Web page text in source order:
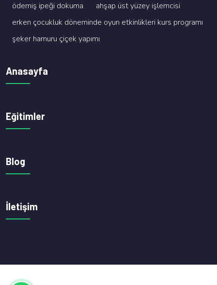
ödemi̇ş i̇peği̇ dokuma
ahşap üst yüzey i̇şlemci̇si̇
erken çocukluk dönemi̇nde oyun etki̇nli̇kleri̇ kurs programi
şeker hamuru çi̇çek yapimi
Anasayfa
Eğitimler
Blog
İletişim